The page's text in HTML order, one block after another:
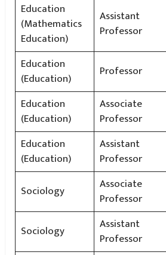
Education
(Mathematics
Education)
Assistant
Professor
Education
(Education)
Professor
Education
(Education)
Associate
Professor
Education
(Education)
Assistant
Professor
Sociology
Associate
Professor
Sociology
Assistant
Professor